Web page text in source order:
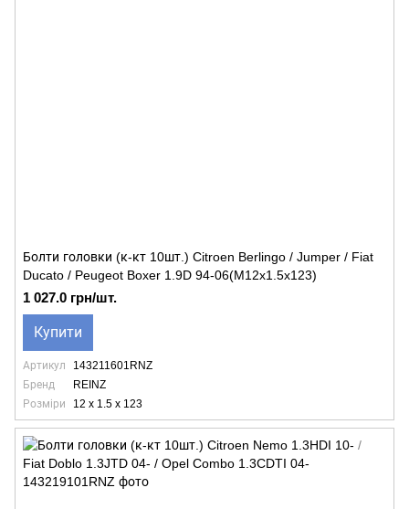
Болти головки (к-кт 10шт.) Citroen Berlingo / Jumper / Fiat
Ducato / Peugeot Boxer 1.9D 94-06(M12x1.5x123)
1 027.0 грн/шт.
Купити
Артикул
143211601RNZ
Бренд
REINZ
Розміри
12 x 1.5 x 123